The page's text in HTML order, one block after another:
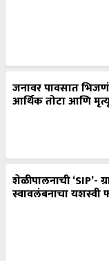
जनावर पावसात
आर्थिक तोटा आणि
शेळीपालनाची ‘SIP’-
स्वावलंबनाचा यशस्वी